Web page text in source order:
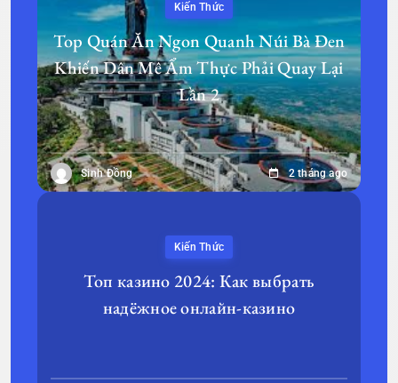
Kiến Thức
Top Quán Ăn Ngon Quanh Núi Bà Đen
Khiến Dân Mê Ẩm Thực Phải Quay Lại
Lần 2
Sinh Đồng 2 tháng ago
Kiến Thức
Топ казино 2024: Как выбрать
надёжное онлайн-казино